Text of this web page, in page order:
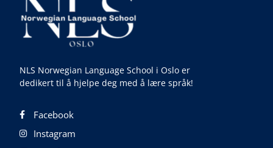
NLS Norwegian Language School i Oslo er
dedikert til å hjelpe deg med å lære språk!
Facebook
Instagram